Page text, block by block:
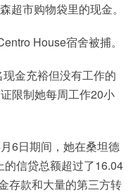
超市购物袋里的现金。
House宿舍被捕。
金充裕但没有工作的
限制她每周工作20小
6日期间，她在桑坦德
信贷总额超过了16.04
存款和大量的第三方转